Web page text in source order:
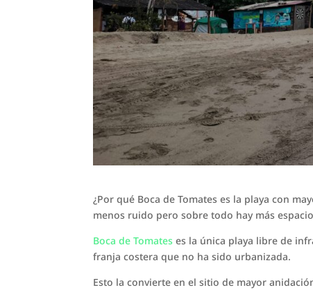
¿Por qué Boca de Tomates es la playa con
menos ruido pero sobre todo hay más
Boca de Tomateses la única playa libre de
franja costera que no ha sido urbanizada.
Esto la convierte en el sitio de mayor